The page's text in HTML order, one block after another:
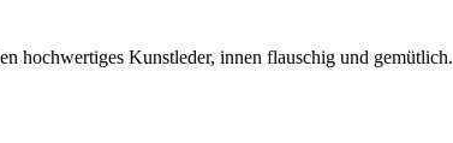
hochwertiges Kunstleder, innen flauschig und gemütlich.